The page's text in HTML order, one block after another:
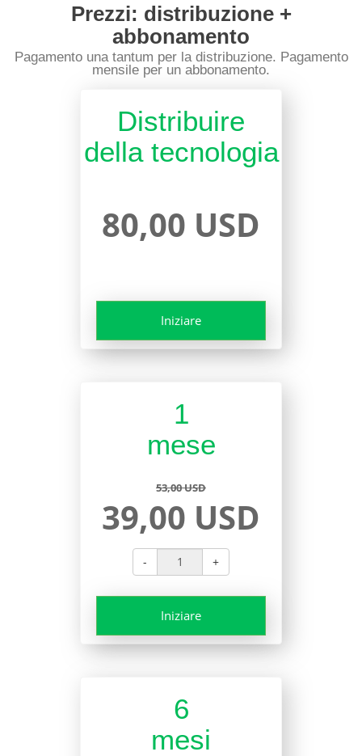
Prezzi: distribuzione +
abbonamento
Pagamento una tantum per la distribuzione. Pagamento
mensile per un abbonamento.
Distribuire
della tecnologia
80,00 USD
Iniziare
1
mese
53,00 USD
39,00 USD
- +
Iniziare
6
mesi